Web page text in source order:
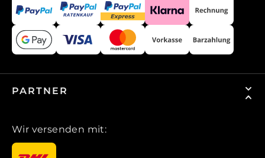
PARTNER
Wir versenden mit: